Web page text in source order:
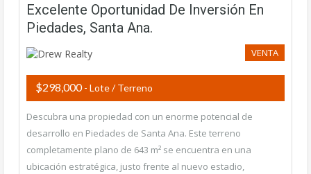
Excelente Oportunidad De Inversión En
Piedades, Santa Ana.
VENTA
$298,000- Lote / Terreno
Descubra una propiedad con un enorme potencial de
desarrollo en Piedades de Santa Ana. Este terreno
completamente plano de 643 m² se encuentra en una
ubicación estratégica, justo frente al nuevo estadio,